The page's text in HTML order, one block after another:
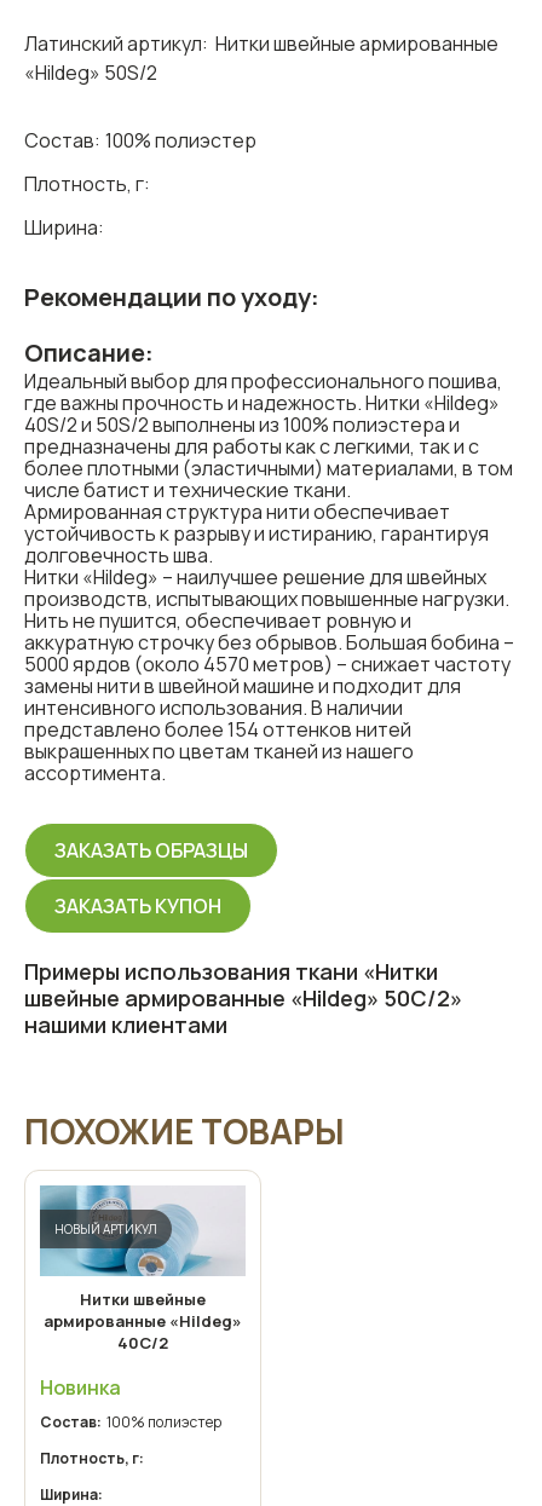
Латинский артикул: Нитки швейные армированные
«Hildeg» 50S/2
Состав: 100% полиэстер
Плотность, г:
Ширина:
Рекомендации по уходу:
Описание:
Идеальный выбор для профессионального пошива,
где важны прочность и надежность. Нитки «Hildeg»
40S/2 и 50S/2 выполнены из 100% полиэстера и
предназначены для работы как с легкими, так и с
более плотными (эластичными) материалами, в том
числе батист и технические ткани.
Армированная структура нити обеспечивает
устойчивость к разрыву и истиранию, гарантируя
долговечность шва.
Нитки «Hildeg» – наилучшее решение для швейных
производств, испытывающих повышенные нагрузки.
Нить не пушится, обеспечивает ровную и
аккуратную строчку без обрывов. Большая бобина –
5000 ярдов (около 4570 метров) – снижает частоту
замены нити в швейной машине и подходит для
интенсивного использования. В наличии
представлено более 154 оттенков нитей
выкрашенных по цветам тканей из нашего
ассортимента.
ЗАКАЗАТЬ ОБРАЗЦЫ
ЗАКАЗАТЬ КУПОН
Примеры использования ткани «Нитки
швейные армированные «Hildeg» 50С/2»
нашими клиентами
ПОХОЖИЕ ТОВАРЫ
НОВЫЙ АРТИКУЛ
Нитки швейные
армированные «Hildeg»
40С/2
Новинка
Состав: 100% полиэстер
Плотность, г:
Ширина: